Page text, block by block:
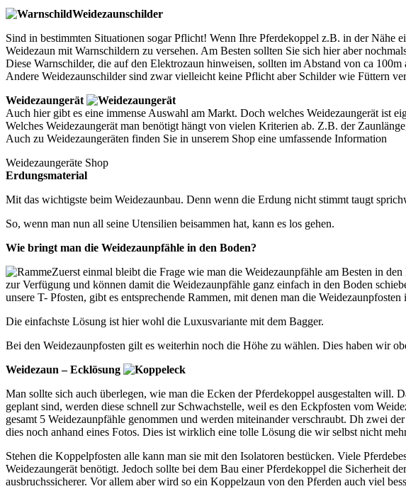
Weidezaunschilder
Sind in bestimmten Situationen sogar Pflicht! Wenn Ihre Pferdekoppel z.B. in der Nähe
Weidezaun mit Warnschildern zu versehen. Am Besten sollten Sie sich hier aber
Diese Warnschilder, die auf den Elektrozaun hinweisen, sollten im Abstand von ca 100m
Andere Weidezaunschilder sind zwar vielleicht keine Pflicht aber Schilder wie Füttern
Weidezaungerät
Auch hier gibt es eine immense Auswahl am Markt. Doch welches Weidezaungerät ist
Welches Weidezaungerät man benötigt hängt von vielen Kriterien ab. Z.B. der
Auch zu Weidezaungeräten finden Sie in unserem Shop eine umfassende Information
Weidezaungeräte Shop
Erdungsmaterial
Mit das wichtigste beim Weidezaunbau. Denn wenn die Erdung nicht stimmt taugt
So, wenn man nun all seine Utensilien beisammen hat, kann es los gehen.
Wie bringt man die Weidezaunpfähle in den Boden?
Zuerst einmal bleibt die Frage wie man die Weidezaunpfähle am Besten in
zur Verfügung und können damit die Weidezaunpfähle ganz einfach in den Boden
unsere T- Pfosten, gibt es entsprechende Rammen, mit denen man die
Die einfachste Lösung ist hier wohl die Luxusvariante mit dem Bagger.
Bei den Weidezaunpfosten gilt es weiterhin noch die Höhe zu wählen. Dies haben wir
Weidezaun – Ecklösung
Man sollte sich auch überlegen, wie man die Ecken der Pferdekoppel ausgestalten
geplant sind, werden diese schnell zur Schwachstelle, weil es den Eckpfosten vom
gesamt 5 Weidezaunpfähle genommen und werden miteinander verschraubt. Dh zwei
dies noch anhand eines Fotos. Dies ist wirklich eine tolle Lösung die wir selbst nicht
Stehen die Koppelpfosten alle kann man sie mit den Isolatoren bestücken. Viele
Weidezaungerät benötigt. Jedoch sollte bei dem Bau einer Pferdekoppel die Sicherheit
ausbruchssicherer. Vor allem aber wird so ein Koppelzaun von den Pferden auch viel